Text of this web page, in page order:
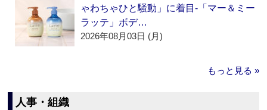
ゃわちゃひと騒動」に着目‐「マー＆ミー
ラッテ」ボデ…
2026年08月03日 (月)
もっと見る »
人事・組織